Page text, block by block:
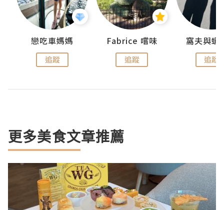
戀吃車媽媽
追蹤
Fabrice 嚐味
追蹤
窩夫與蝦
追蹤
更多美食文章推薦